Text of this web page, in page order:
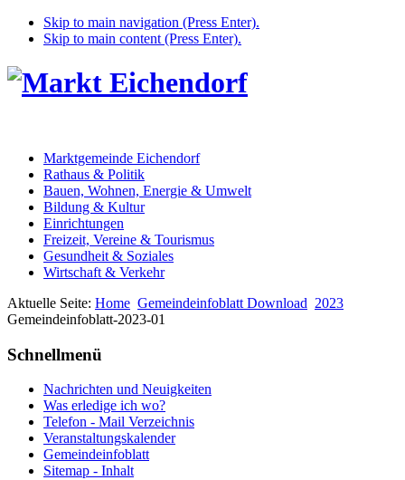
Skip to main navigation (Press Enter).
Skip to main content (Press Enter).
Marktgemeinde Eichendorf
Rathaus & Politik
Bauen, Wohnen, Energie & Umwelt
Bildung & Kultur
Einrichtungen
Freizeit, Vereine & Tourismus
Gesundheit & Soziales
Wirtschaft & Verkehr
Aktuelle Seite: Home Gemeindeinfoblatt Download 2023
Gemeindeinfoblatt-2023-01
Schnellmenü
Nachrichten und Neuigkeiten
Was erledige ich wo?
Telefon - Mail Verzeichnis
Veranstaltungskalender
Gemeindeinfoblatt
Sitemap - Inhalt